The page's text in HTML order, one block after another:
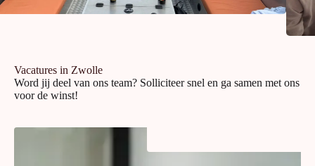
Vacatures in Zwolle
Word jij deel van ons team? Solliciteer snel en ga samen met ons
voor de winst!